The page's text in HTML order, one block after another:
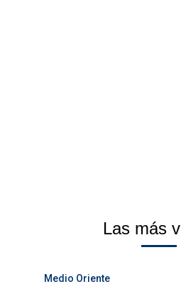
Las más
Medio Oriente